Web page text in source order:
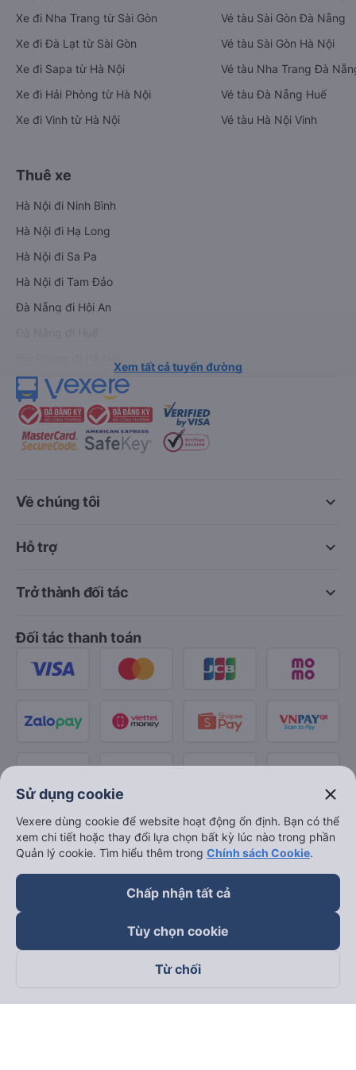
Xe đi Nha Trang từ Sài Gòn
Xe đi Đà Lạt từ Sài Gòn
Xe đi Sapa từ Hà Nội
Xe đi Hải Phòng từ Hà Nội
Xe đi Vinh từ Hà Nội
Vé tàu Sài Gòn Đà Nẵng
Vé tàu Sài Gòn Hà Nội
Vé tàu Nha Trang Đà
Vé tàu Đà Nẵng Huế
Vé tàu Hà Nội Vinh
Thuê xe
Hà Nội đi Ninh Bình
Hà Nội đi Hạ Long
Hà Nội đi Sa Pa
Hà Nội đi Tam Đảo
Đà Nẵng đi Hội An
Xem tất cả tuyến đường
keyboard_arrow_down
Về chúng tôi
keyboard_arrow_down
Hỗ trợ
keyboard_arrow_down
Trở thành đối tác
Đối tác thanh toán
Theo dõi chúng tôi trên
Sử dụng cookie close
Vexere dùng cookie để website hoạt động ổn định. Bạn có thể
xem chi tiết hoặc thay đổi lựa chọn bất kỳ lúc nào trong phần
Quản lý cookie. Tìm hiểu thêm trong Chính sách Cookie.
Chấp nhận tất cả
Tùy chọn cookie
Từ chối